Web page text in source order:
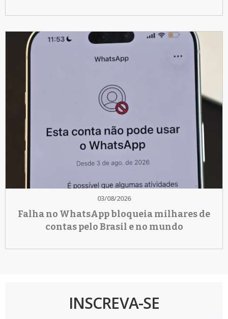
03/08/2026
Falha no WhatsApp bloqueia milhares de
contas pelo Brasil e no mundo
INSCREVA-SE